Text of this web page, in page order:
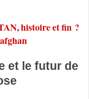
histoire et fin ?
et le futur de